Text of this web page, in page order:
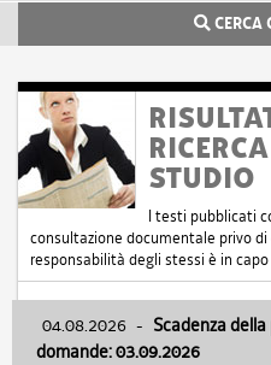
CERCA
STUDIO
I testi pubblicati
consultazione documentale privo
responsabilità degli stessi è in
04.08.2026 - Scadenza
domande: 03.09.2026